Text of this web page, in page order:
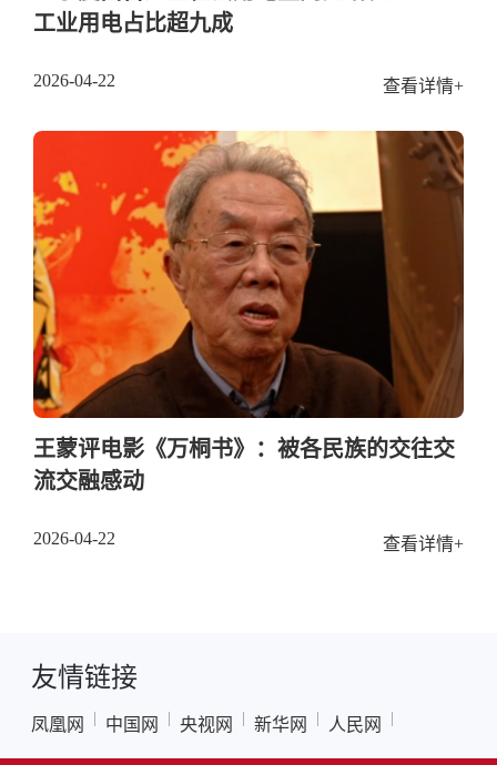
工业用电占比超九成
2026-04-22 查看详情+
王蒙评电影《万桐书》：被各民族的交往交
流交融感动
2026-04-22 查看详情+
友情链接
凤凰网 中国网 央视网 新华网 人民网